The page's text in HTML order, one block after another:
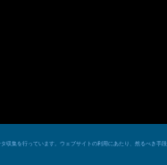
収集を行っています。ウェブサイトの利用にあたり、然るべき